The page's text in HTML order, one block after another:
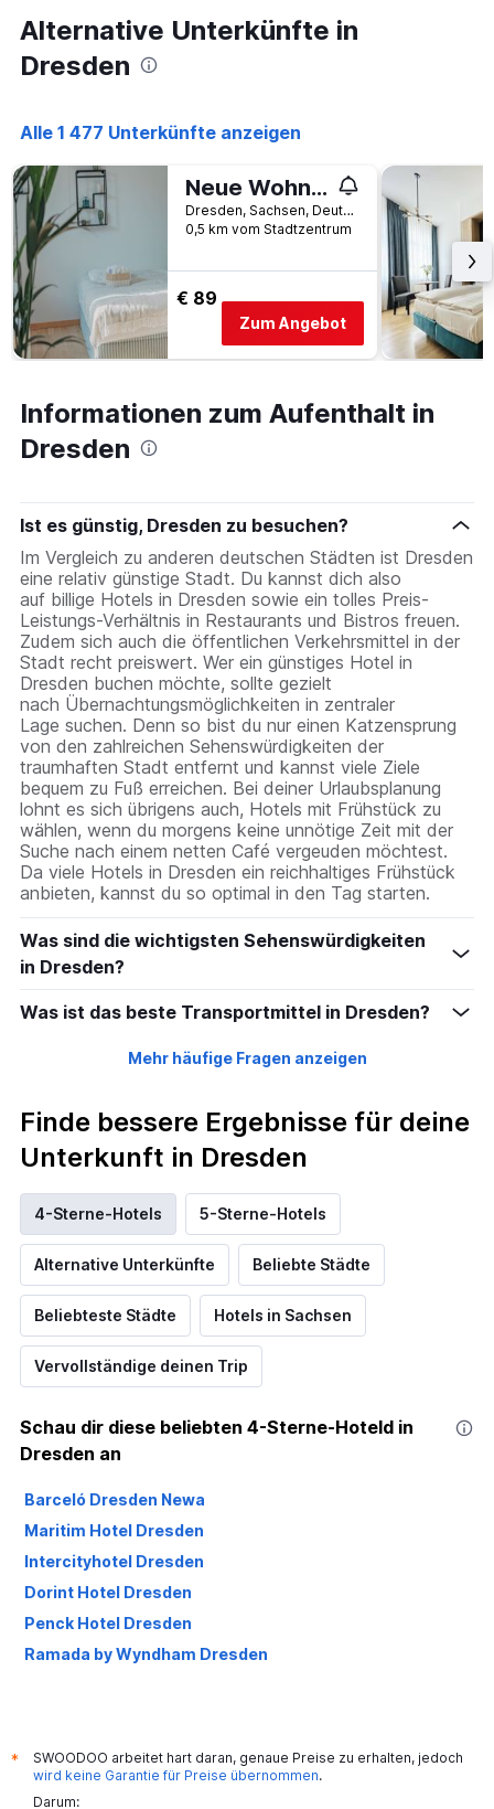
Alternative Unterkünfte in
Dresden
Alle 1 477 Unterkünfte anzeigen
Neue Wohnung im Zentrum
Dresden, Sachsen, Deutschland
0,5 km vom Stadtzentrum
€ 89
Zum Angebot
Informationen zum Aufenthalt in
Dresden
Ist es günstig, Dresden zu besuchen?
Im Vergleich zu anderen deutschen Städten ist Dresden
eine relativ günstige Stadt. Du kannst dich also
auf billige Hotels in Dresden sowie ein tolles Preis-
Leistungs-Verhältnis in Restaurants und Bistros freuen.
Zudem sich auch die öffentlichen Verkehrsmittel in der
Stadt recht preiswert. Wer ein günstiges Hotel in
Dresden buchen möchte, sollte gezielt
nach Übernachtungsmöglichkeiten in zentraler
Lage suchen. Denn so bist du nur einen Katzensprung
von den zahlreichen Sehenswürdigkeiten der
traumhaften Stadt entfernt und kannst viele Ziele
bequem zu Fuß erreichen. Bei deiner Urlaubsplanung
lohnt es sich übrigens auch, Hotels mit Frühstück zu
wählen, wenn du morgens keine unnötige Zeit mit der
Suche nach einem netten Café vergeuden möchtest.
Da viele Hotels in Dresden ein reichhaltiges Frühstück
anbieten, kannst du so optimal in den Tag starten.
Was sind die wichtigsten Sehenswürdigkeiten
in Dresden?
Was ist das beste Transportmittel in Dresden?
Mehr häufige Fragen anzeigen
Finde bessere Ergebnisse für deine
Unterkunft in Dresden
4-Sterne-Hotels 5-Sterne-Hotels
Alternative Unterkünfte Beliebte Städte
Beliebteste Städte Hotels in Sachsen
Vervollständige deinen Trip
Schau dir diese beliebten 4-Sterne-Hoteld in
Dresden an
Barceló Dresden Newa
Maritim Hotel Dresden
Intercityhotel Dresden
Dorint Hotel Dresden
Penck Hotel Dresden
Ramada by Wyndham Dresden
*
SWOODOO arbeitet hart daran, genaue Preise zu erhalten, jedoch
wird keine Garantie für Preise übernommen.
Darum: